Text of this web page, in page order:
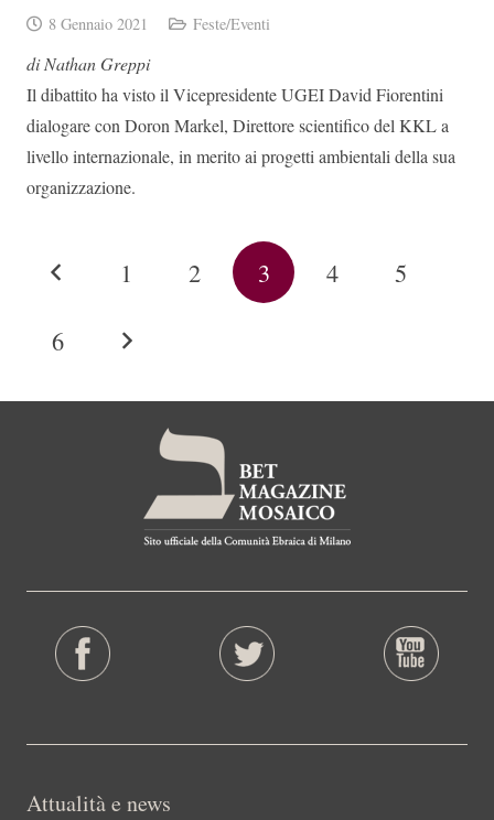
8 Gennaio 2021 Feste/Eventi
di Nathan Greppi
Il dibattito ha visto il Vicepresidente UGEI David Fiorentini
dialogare con Doron Markel, Direttore scientifico del KKL a
livello internazionale, in merito ai progetti ambientali della sua
organizzazione.
1 2 3 4 5
6
Attualità e news